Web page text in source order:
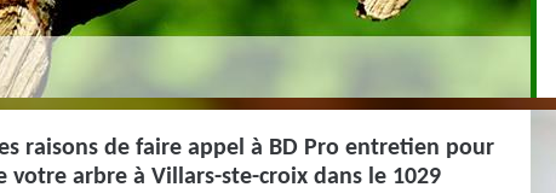
raisons de faire appel à BD Pro entretien pour
votre arbre à Villars-ste-croix dans le 1029